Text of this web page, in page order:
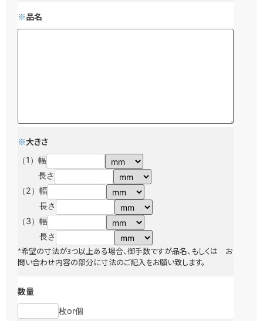
※品名
※大きさ
（1） 幅
長さ
（2） 幅
長さ
（3） 幅
長さ
*希望の寸法が3つ以上ある場合、御手数ですが品名、もしくは お
問い合わせ内容の部分に寸法のご記入をお願い致します。
数量
枚or個